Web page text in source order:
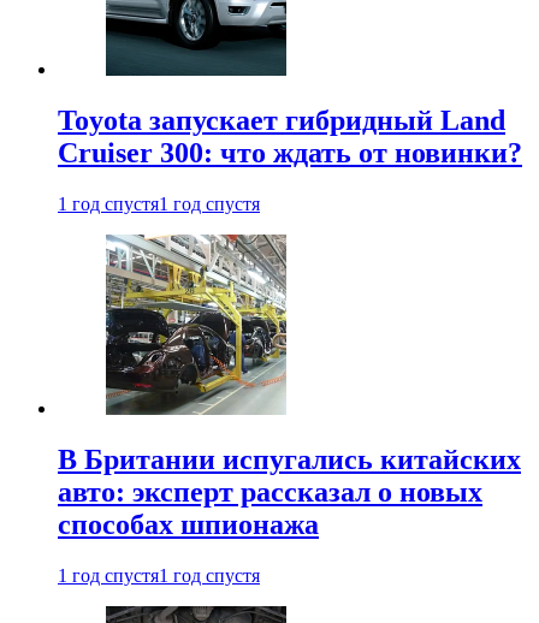
Toyota запускает гибридный Land
Cruiser 300: что ждать от новинки?
1 год спустя1 год спустя
В Британии испугались китайских
авто: эксперт рассказал о новых
способах шпионажа
1 год спустя1 год спустя